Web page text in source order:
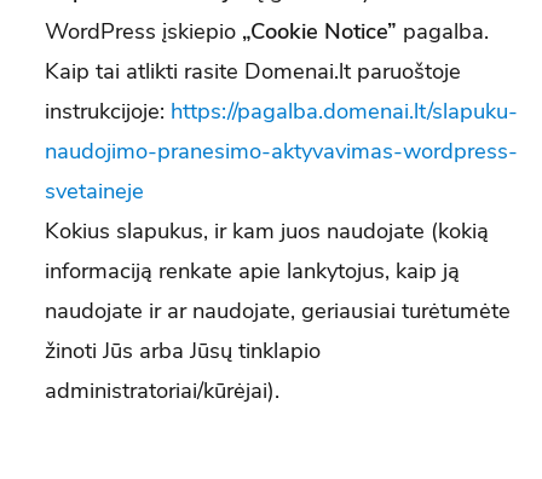
WordPress įskiepio „Cookie Notice” pagalba.
Kaip tai atlikti rasite Domenai.lt paruoštoje
instrukcijoje: https://pagalba.domenai.lt/slapuku-
naudojimo-pranesimo-aktyvavimas-wordpress-
svetaineje
Kokius slapukus, ir kam juos naudojate (kokią
informaciją renkate apie lankytojus, kaip ją
naudojate ir ar naudojate, geriausiai turėtumėte
žinoti Jūs arba Jūsų tinklapio
administratoriai/kūrėjai).